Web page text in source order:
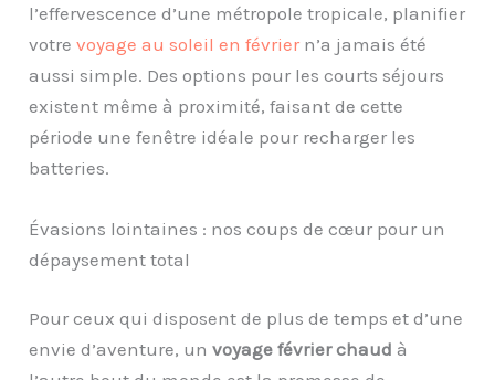
l’effervescence d’une métropole tropicale, planifier
votrevoyage au soleil en février n’a jamais été
aussi simple. Des options pour les courts séjours
existent même à proximité, faisant de cette
période une fenêtre idéale pour recharger les
batteries.
Évasions lointaines : nos coups de cœur pour un
dépaysement total
Pour ceux qui disposent de plus de temps et d’une
envie d’aventure, unvoyage février chaud à